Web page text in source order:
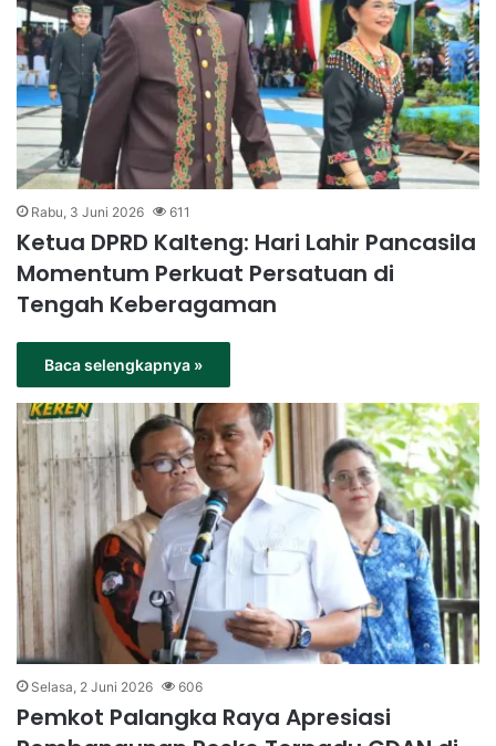
Rabu, 3 Juni 2026 611
Ketua DPRD Kalteng: Hari Lahir Pancasila
Momentum Perkuat Persatuan di
Tengah Keberagaman
Baca selengkapnya »
Selasa, 2 Juni 2026 606
Pemkot Palangka Raya Apresiasi